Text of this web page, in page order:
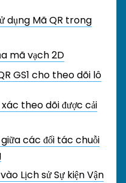
dụng Mã QR trong
mã vạch 2D
GS1 cho theo dõi lô
theo dõi được cải
các đối tác chuỗi
Lịch sử Sự kiện Vận